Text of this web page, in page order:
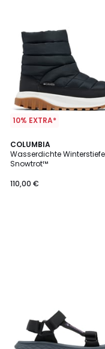
10% EXTRA*
COLUMBIA
Wasserdichte
Snowtrot™
110,00 €